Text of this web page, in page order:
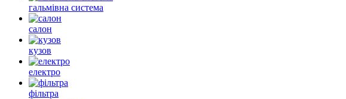
гальмівна система
салон
кузов
електро
фільтра